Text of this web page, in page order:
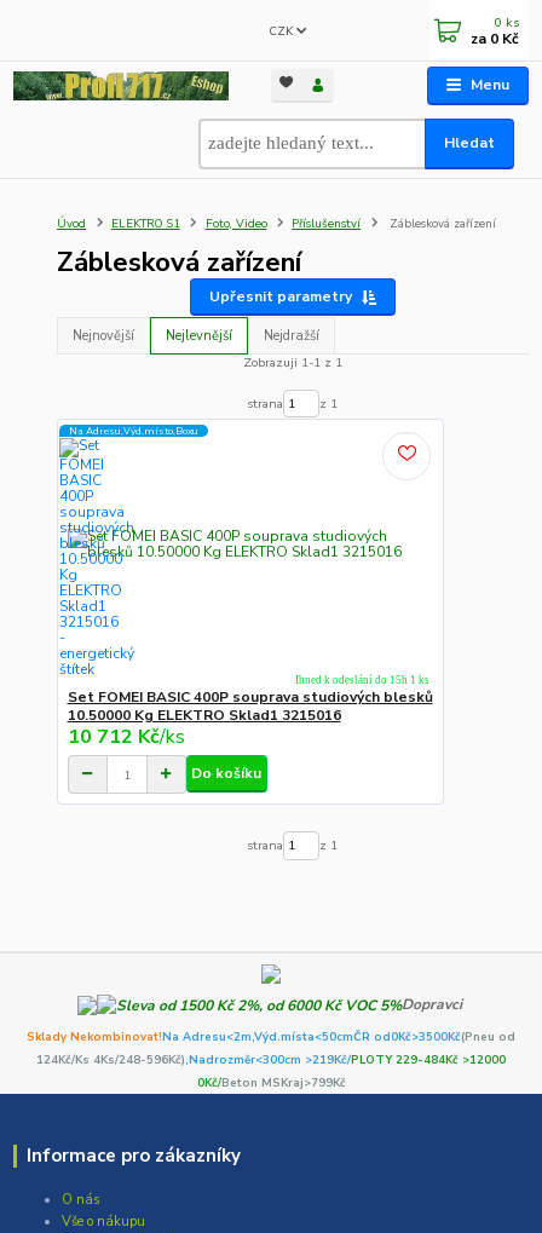
Menu
CZK
Hledat
0 ks
za 0 Kč
Úvod ELEKTRO S1 Foto, Video Příslušenství Záblesková zařízení
Záblesková zařízení
Upřesnit parametry
Nejnovější Nejlevnější
Nejdražší
Zobrazuji 1-1 z 1
strana z 1
Na Adresu,Výd.místo,Boxu
Set FOMEI BASIC 400P souprava studiových blesků
10.50000 Kg ELEKTRO Sklad1 3215016
10 712 Kč/ks
Ihned k odeslání do 15h 1 ks
Do košíku
strana z 1
Dopravci
Sklady Nekombinovat!Na Adresu<2m,Výd.místa<50cmČR od0Kč>3500Kč(Pneu od
124Kč/Ks 4Ks/248-596Kč),Nadrozměr<300cm >219Kč/PLOTY 229-484Kč >12000
0Kč/Beton MSKraj>799Kč
Informace pro zákazníky
O nás
Vše o nákupu